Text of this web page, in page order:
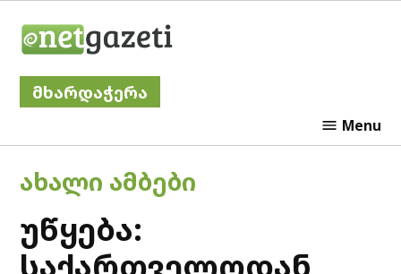
მხარდაჭერა
Menu
POSTED
IN
ᲐᲮᲐᲚᲘ ᲐᲛᲑᲔᲑᲘ
უწყება:
საქართველოდან